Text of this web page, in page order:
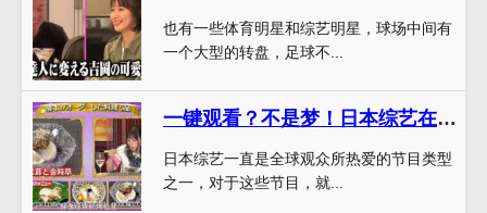
也有一些体育明星和综艺明星，球场中间有
一个大型的转盘，足球不...
一键观看？不是梦！日本综艺在哪播放？让你节约时间省力
日本综艺一直是全球观众所热爱的节目类型
之一，对于这些节目，就...